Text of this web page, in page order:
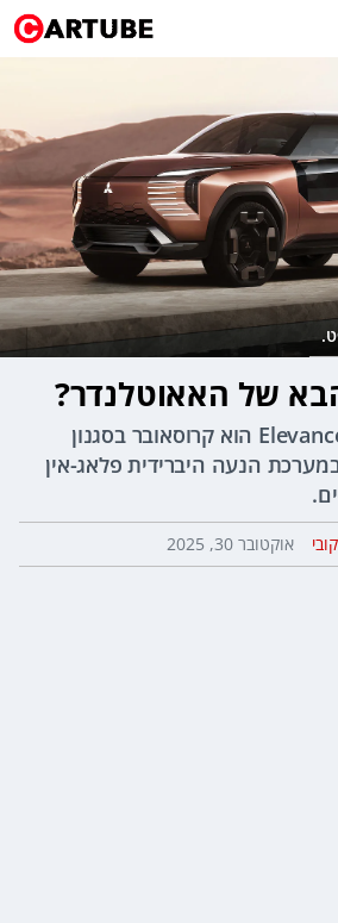
של האאוטלנדר?
הקונספט מיצובישי Elevance הוא קרוסאובר בסגנון
הנעה היברידית פלאג-אין
אוקטובר 30, 2025